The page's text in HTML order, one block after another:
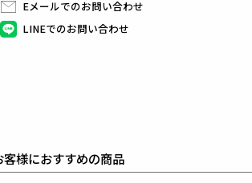
目面を整えて自然で強い発色を生み出しているのが
UV機能も兼ね備えています。
Eメールでのお問い合わせ
LINEでのお問い合わせ